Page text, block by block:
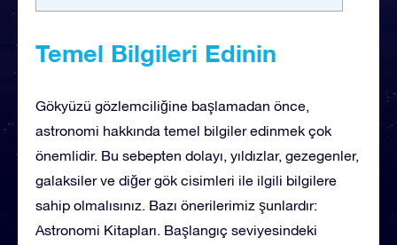
Temel Bilgileri Edinin
Gökyüzü gözlemciliğine başlamadan önce,
astronomi hakkında temel bilgiler edinmek çok
önemlidir. Bu sebepten dolayı, yıldızlar, gezegenler,
galaksiler ve diğer gök cisimleri ile ilgili bilgilere
sahip olmalısınız. Bazı önerilerimiz şunlardır:
Astronomi Kitapları. Başlangıç seviyesindeki